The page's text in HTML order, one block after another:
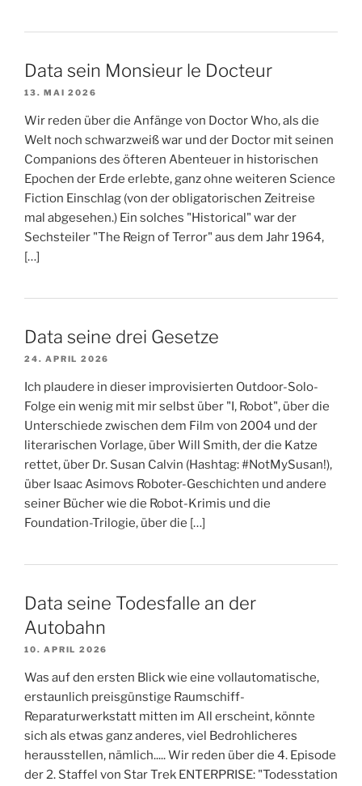
Data sein Monsieur le Docteur
13. MAI 2026
Wir reden über die Anfänge von Doctor Who, als die
Welt noch schwarzweiß war und der Doctor mit seinen
Companions des öfteren Abenteuer in historischen
Epochen der Erde erlebte, ganz ohne weiteren Science
Fiction Einschlag (von der obligatorischen Zeitreise
mal abgesehen.) Ein solches "Historical" war der
Sechsteiler "The Reign of Terror" aus dem Jahr 1964,
[…]
Data seine drei Gesetze
24. APRIL 2026
Ich plaudere in dieser improvisierten Outdoor-Solo-
Folge ein wenig mit mir selbst über "I, Robot", über die
Unterschiede zwischen dem Film von 2004 und der
literarischen Vorlage, über Will Smith, der die Katze
rettet, über Dr. Susan Calvin (Hashtag: #NotMySusan!),
über Isaac Asimovs Roboter-Geschichten und andere
seiner Bücher wie die Robot-Krimis und die
Foundation-Trilogie, über die […]
Data seine Todesfalle an der
Autobahn
10. APRIL 2026
Was auf den ersten Blick wie eine vollautomatische,
erstaunlich preisgünstige Raumschiff-
Reparaturwerkstatt mitten im All erscheint, könnte
sich als etwas ganz anderes, viel Bedrohlicheres
herausstellen, nämlich..... Wir reden über die 4. Episode
der 2. Staffel von Star Trek ENTERPRISE: "Todesstation